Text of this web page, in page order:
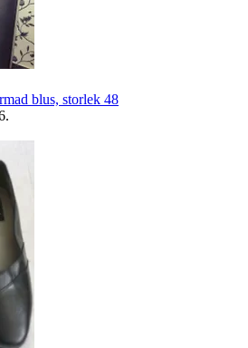
blus, storlek 48
.